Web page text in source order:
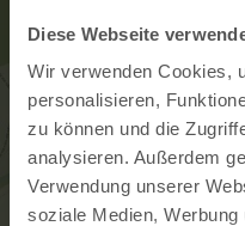
Diese Webseite
Wir verwenden Cookies,
personalisieren,
zu können und die
analysieren. Außerdem
Verwendung unserer
soziale Medien,